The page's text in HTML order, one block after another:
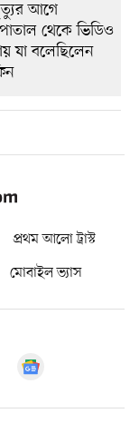
প্রথম আলো ট্রাস্ট
মোবাইল ভ্যাস